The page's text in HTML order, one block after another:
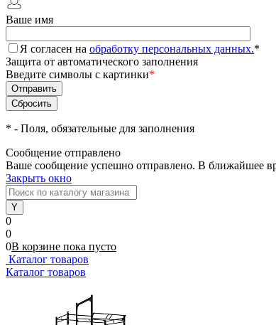
Ваше имя
Я согласен на обработку персональных данных.*
Защита от автоматического заполнения
Введите символы с картинки*
* - Поля, обязательные для заполнения
Сообщение отправлено
Ваше сообщение успешно отправлено. В ближайшее
Закрыть окно
0
0
0В корзине пока пусто
Каталог товаров
Каталог товаров